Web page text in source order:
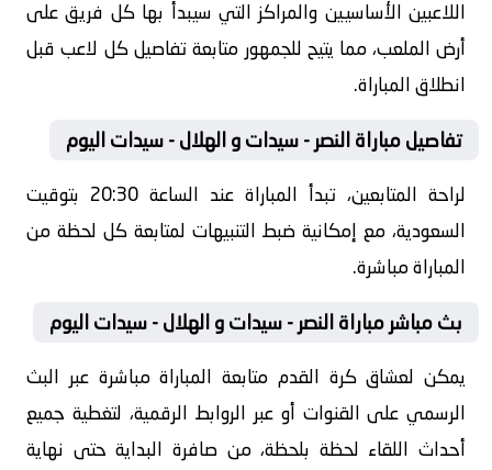
اللاعبين الأساسيين والمراكز التي سيبدأ بها كل فريق على
أرض الملعب، مما يتيح للجمهور متابعة تفاصيل كل لاعب قبل
انطلاق المباراة.
تفاصيل مباراة النصر - سيدات و الهلال - سيدات اليوم
لراحة المتابعين، تبدأ المباراة عند الساعة 20:30 بتوقيت
السعودية، مع إمكانية ضبط التنبيهات لمتابعة كل لحظة من
المباراة مباشرة.
بث مباشر مباراة النصر - سيدات و الهلال - سيدات اليوم
يمكن لعشاق كرة القدم متابعة المباراة مباشرة عبر البث
الرسمي على القنوات أو عبر الروابط الرقمية، لتغطية جميع
أحداث اللقاء لحظة بلحظة، من صافرة البداية حتى نهاية